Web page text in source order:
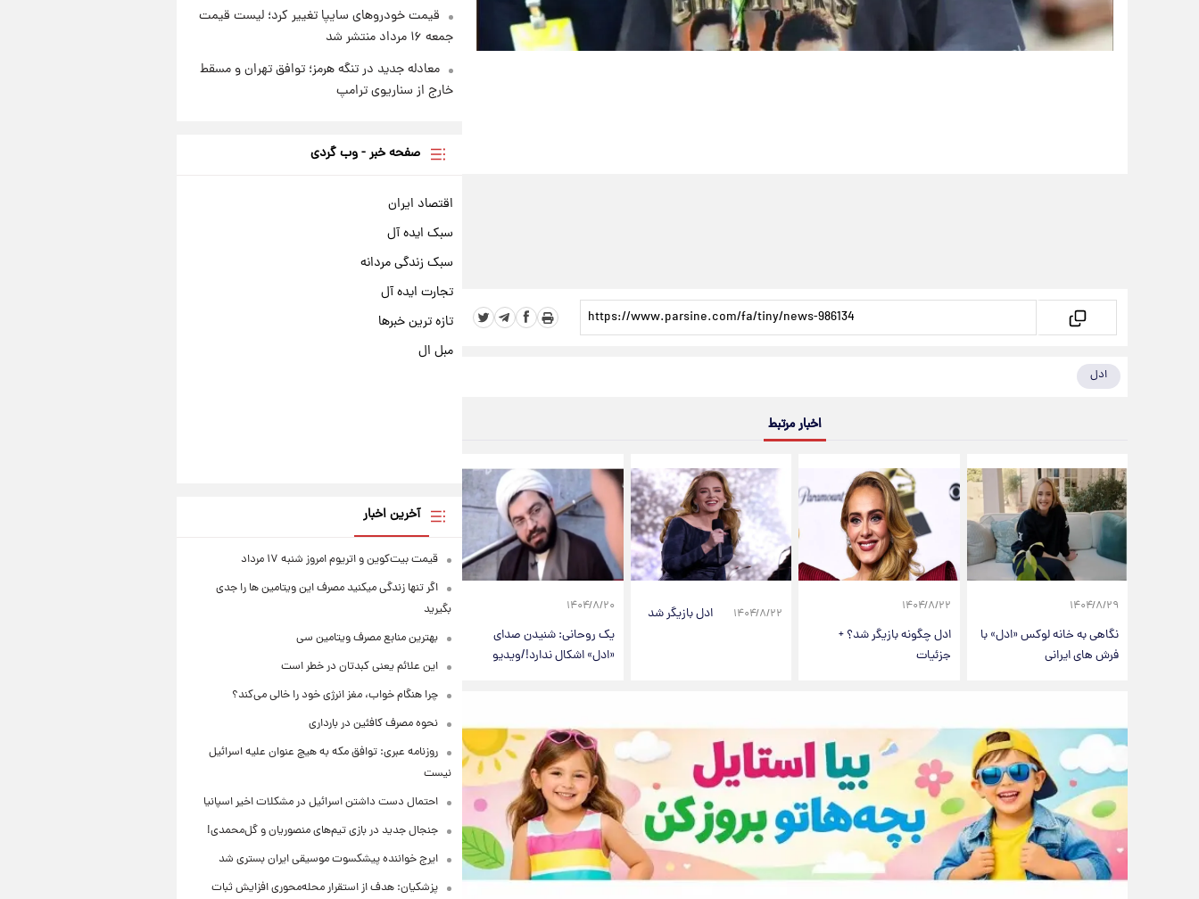
ادل
اخبار مرتبط
۱۴۰۴/۸/۲۹
نگاهی به خانه لوکس «ادل» با
فرش های ایرانی
۱۴۰۴/۸/۲۲
ادل چگونه بازیگر شد؟ +
جزئیات
۱۴۰۴/۸/۲۲ ادل بازیگر شد ۱۴۰۴/۸/۲۰
یک روحانی: شنیدن صدای
«ادل» اشکال ندارد!/ویدیو
قیمت خودروهای سایپا تغییر کرد؛ لیست قیمت
جمعه ۱۶ مرداد منتشر شد
معادله جدید در تنگه هرمز؛ توافق تهران و مسقط
خارج از سناریوی ترامپ
صفحه خبر - وب گردی
اقتصاد ایران
سبک ایده آل
سبک زندگی مردانه
تجارت ایده آل
تازه ترین خبرها
مبل ال
آخرین اخبار
قیمت بیت‌کوین و اتریوم امروز شنبه ۱۷ مرداد
اگر تنها زندگی میکنید مصرف این ویتامین ها را جدی
بگیرید
بهترین منابع مصرف ویتامین سی
این علائم یعنی کبدتان در خطر است
چرا هنگام خواب، مغز انرژی خود را خالی می‌کند؟
نحوه مصرف کافئین در بارداری
روزنامه عبری: توافق مکه به هیچ عنوان علیه اسرائیل
نیست
احتمال دست داشتن اسرائیل در مشکلات اخیر اسپانیا
جنجال جدید در بازی تیم‌های منصوریان و گل‌محمدی!
ایرج خواننده پیشکسوت موسیقی ایران بستری شد
پزشکیان: هدف از استقرار محله‌محوری افزایش ثبات